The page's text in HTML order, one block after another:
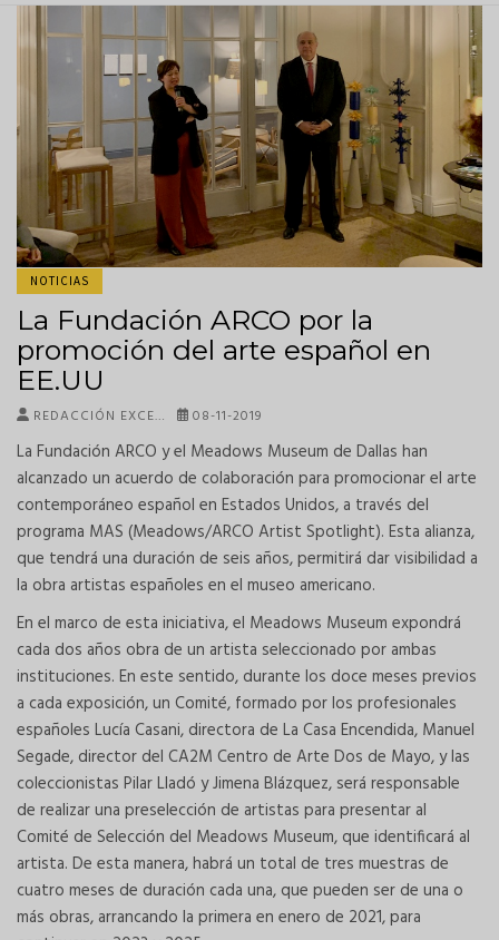
NOTICIAS
La Fundación ARCO por la
promoción del arte español en
EE.UU
REDACCIÓN EXCE… 08-11-2019
La Fundación ARCO y el Meadows Museum de Dallas han
alcanzado un acuerdo de colaboración para promocionar el arte
contemporáneo español en Estados Unidos, a través del
programa MAS (Meadows/ARCO Artist Spotlight). Esta alianza,
que tendrá una duración de seis años, permitirá dar visibilidad a
la obra artistas españoles en el museo americano.
En el marco de esta iniciativa, el Meadows Museum expondrá
cada dos años obra de un artista seleccionado por ambas
instituciones. En este sentido, durante los doce meses previos
a cada exposición, un Comité, formado por los profesionales
españoles Lucía Casani, directora de La Casa Encendida, Manuel
Segade, director del CA2M Centro de Arte Dos de Mayo, y las
coleccionistas Pilar Lladó y Jimena Blázquez, será responsable
de realizar una preselección de artistas para presentar al
Comité de Selección del Meadows Museum, que identificará al
artista. De esta manera, habrá un total de tres muestras de
cuatro meses de duración cada una, que pueden ser de una o
más obras, arrancando la primera en enero de 2021, para